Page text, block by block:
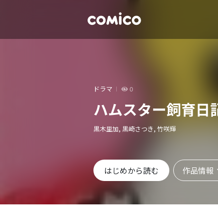
ドラマ 0
ハムスター飼育日
黒木里加, 黒崎さつき, 竹咲輝
はじめから読む 作品情報